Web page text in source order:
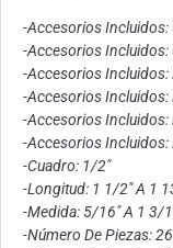
-Accesorios Incluidos:
-Accesorios Incluidos:
-Accesorios Incluidos:
-Accesorios Incluidos:
-Accesorios Incluidos:
-Accesorios Incluidos:
-Cuadro: 1/2″
-Longitud: 1 1/2″ A 1
-Medida: 5/16″ A 1 3/
-Número De Piezas: 26